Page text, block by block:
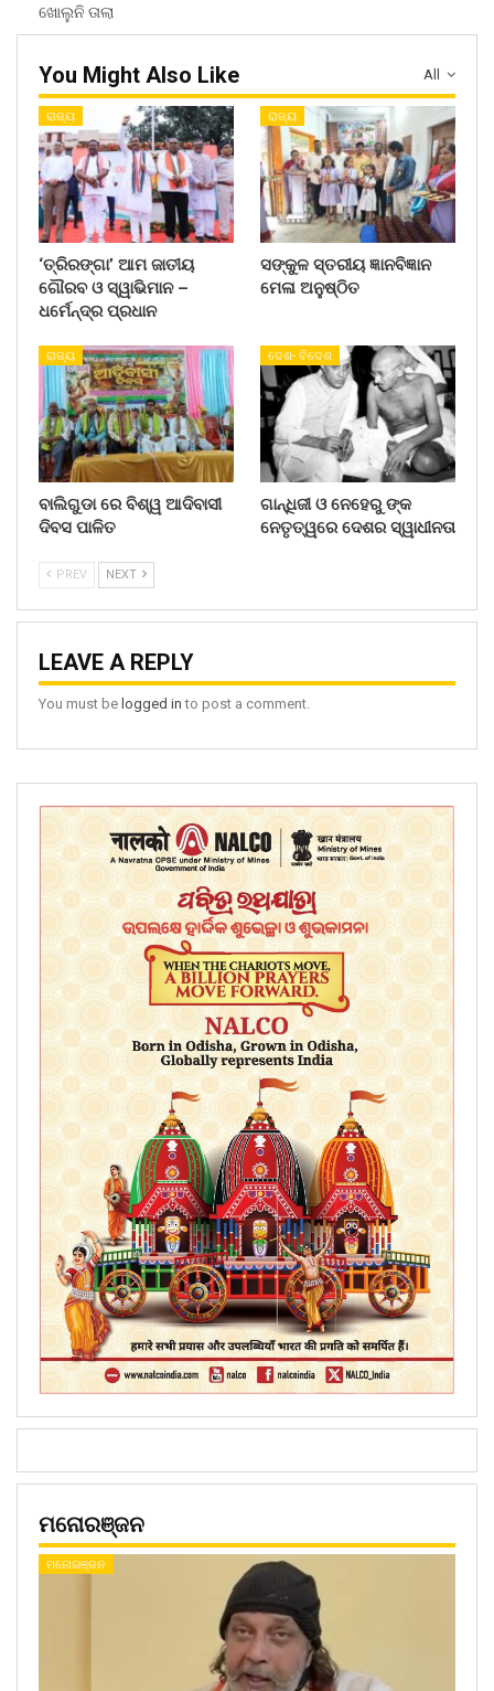
ଖୋଲୁନି ତାଲା
All
You Might Also Like
ରାଜ୍ୟ
‘ତ୍ରିରଙ୍ଗା’ ଆମ ଜାତୀୟ
ଗୌରବ ଓ ସ୍ୱାଭିମାନ –
ଧର୍ମେନ୍ଦ୍ର ପ୍ରଧାନ
ରାଜ୍ୟ
ସଙ୍କୁଳ ସ୍ତରୀୟ ଜ୍ଞାନବିଜ୍ଞାନ
ମେଳା ଅନୁଷ୍ଠିତ
ରାଜ୍ୟ
ବାଲିଗୁଡା ରେ ବିଶ୍ୱ ଆଦିବାସୀ
ଦିବସ ପାଳିତ
ଦେଶ- ବିଦେଶ
ଗାନ୍ଧିଜୀ ଓ ନେହେରୁ ଙ୍କ
ନେତୃତ୍ୱରେ ଦେଶର ସ୍ୱାଧୀନତା
PREV NEXT
LEAVE A REPLY
You must be logged in to post a comment.
ମନୋରଞ୍ଜନ
ମନୋରଞ୍ଜନ